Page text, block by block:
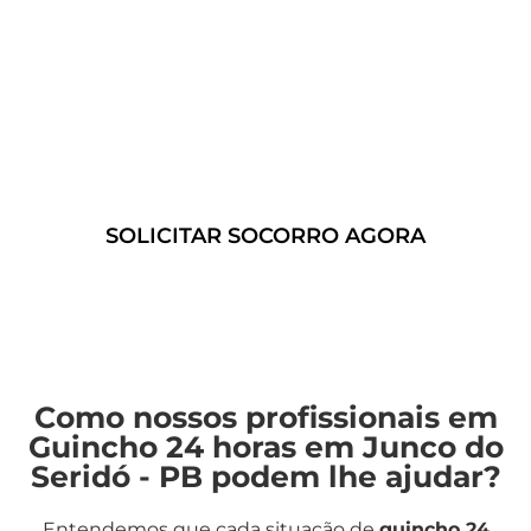
SOLICITAR SOCORRO AGORA
Como nossos profissionais em
Guincho 24 horas em Junco do
Seridó - PB podem lhe ajudar?